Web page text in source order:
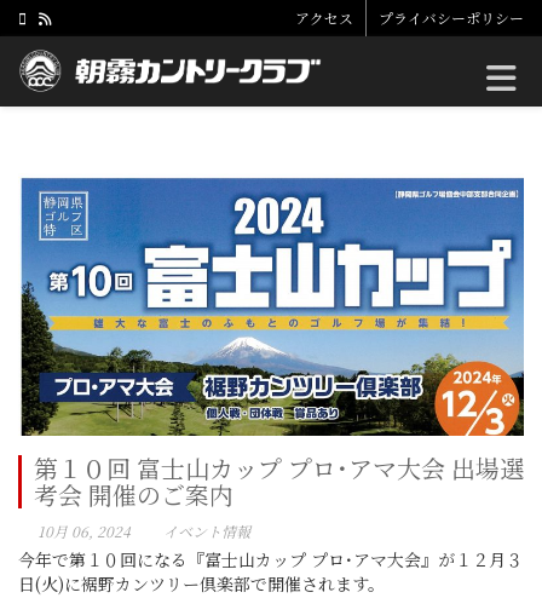
アクセス プライバシーポリシー
第１０回 富士山カップ プロ･アマ大会 出場選
考会 開催のご案内
10月 06, 2024 イベント情報
今年で第１０回になる『富士山カップ プロ･アマ大会』が１２月３
日(火)に裾野カンツリー倶楽部で開催されます。